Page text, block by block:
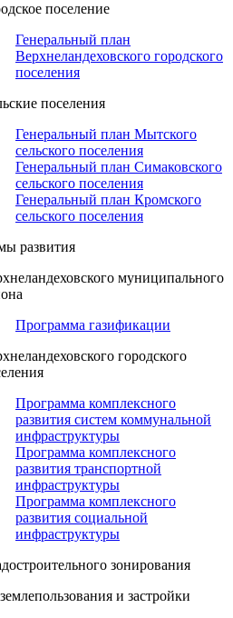
поселение
Генеральный план
Верхнеландеховского городского
поселения
поселения
Генеральный план Мытского
сельского поселения
Генеральный план Симаковского
сельского поселения
Генеральный план Кромского
сельского поселения
развития
муниципального
Программа газификации
городского
Программа комплексного
развития систем коммунальной
инфраструктуры
Программа комплексного
развития транспортной
инфраструктуры
Программа комплексного
развития социальной
инфраструктуры
зонирования
и застройки